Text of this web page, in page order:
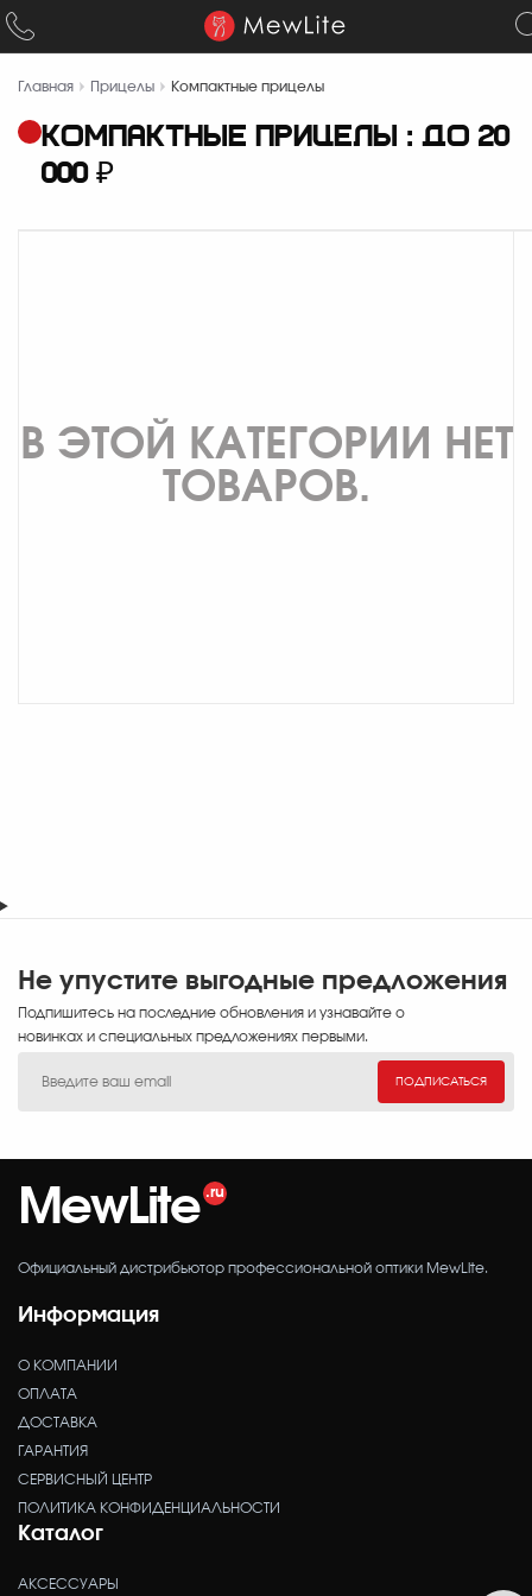
Главная Прицелы Компактные прицелы
КОМПАКТНЫЕ ПРИЦЕЛЫ : ДО 20
000 ₽
В ЭТОЙ КАТЕГОРИИ НЕТ
ТОВАРОВ.
Не упустите выгодные предложения
Подпишитесь на последние обновления и узнавайте о
новинках и специальных предложениях первыми.
ПОДПИСАТЬСЯ
MewLite
Официальный дистрибьютор профессиональной оптики MewLite.
Информация
О КОМПАНИИ
ОПЛАТА
ДОСТАВКА
ГАРАНТИЯ
СЕРВИСНЫЙ ЦЕНТР
ПОЛИТИКА КОНФИДЕНЦИАЛЬНОСТИ
Каталог
АКСЕССУАРЫ